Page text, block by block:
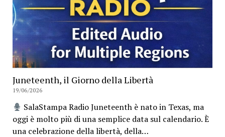
Juneteenth, il Giorno della Libertà
19/06/2026
SalaStampa Radio Juneteenth è nato in Texas, ma
oggi è molto più di una semplice data sul calendario. È
una celebrazione della libertà, della…